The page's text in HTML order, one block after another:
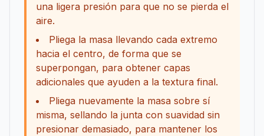
una ligera presión para que no se pierda el
aire.
Pliega la masa llevando cada extremo
hacia el centro, de forma que se
superpongan, para obtener capas
adicionales que ayuden a la textura final.
Pliega nuevamente la masa sobre sí
misma, sellando la junta con suavidad sin
presionar demasiado, para mantener los